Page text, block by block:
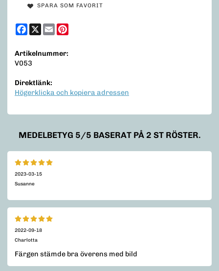
SPARA SOM FAVORIT
Facebook
X Email
Artikelnummer:
V053
Direktlänk:
Högerklicka och kopiera adressen
MEDELBETYG 5/5 BASERAT PÅ 2 ST RÖSTER.
2023-03-15
Susanne
2022-09-18
Charlotta
Färgen stämde bra överens med bild